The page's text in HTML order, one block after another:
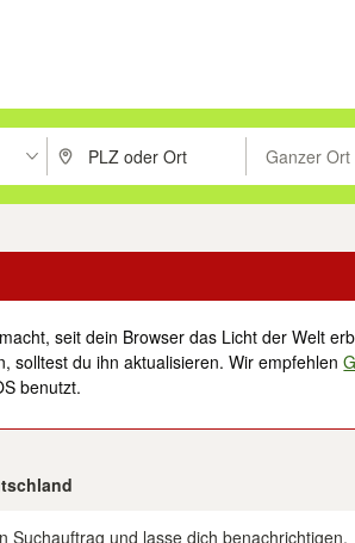
Vorschläge mit den Pfeiltasten nach
PLZ oder Ort eingeben. Eingabetaste
Ganzer Ort
Suche im
seit dein Browser das Licht der Welt
solltest du ihn aktualisieren. Wir empfehlen
benutzt.
Suchauftrag und lasse dich benachrichtigen,